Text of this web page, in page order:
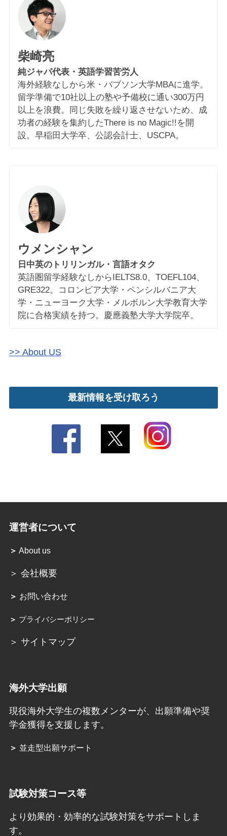
柴崎亮
純ジャパ代表・英語学習苦労人
海外経験なしから米・バブソン大学MBAに進学。
留学準備で10社以上の塾や予備校に通い300万円
以上を浪費。同じ失敗を繰り返させないため、成
功者の経験を集約したThere is no Magic!!を開
設。早稲田大学卒、公認会計士、USCPA。
ウメンシャン
日中英のトリリンガル・言語オタク
英語圏留学経験なしからIELTS8.0、TOEFL104、
GRE322。コロンビア大学・ペンシルバニア大
学・ニューヨーク大学・メルボルン大学教育大学
院に合格実績を持つ。慶應義塾大学大学院卒。
>> About US
最新情報を受け取ろう
運営者について
＞ About us
＞ 会社概要
＞ お問い合わせ
＞ プライバシーポリシー
＞ サイトマップ
海外大学出願
現役海外大学生の複数メンターが、出願準備や奨
学金獲得を支援します。
＞ 並走型出願サポート
試験対策コース等
より効果的・効率的な試験対策をサポートしま
す。